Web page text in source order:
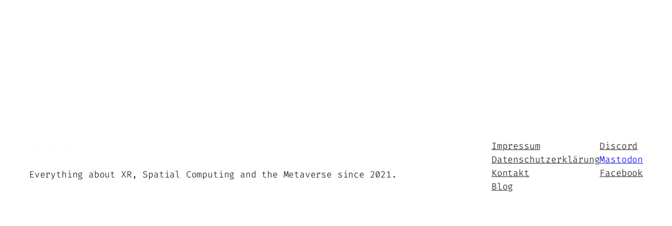
Everything about XR, Spatial Computing and the Metaverse since 2021.
Impressum
Datenschutzerklärung
Kontakt
Blog
Discord
Mastodon
Facebook